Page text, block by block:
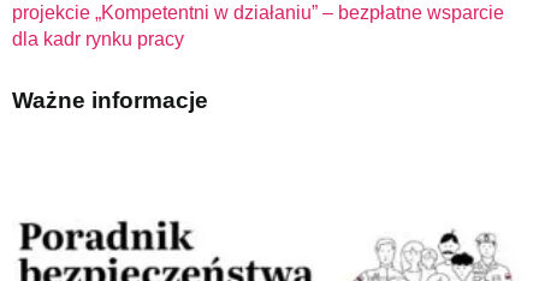
projekcie „Kompetentni w działaniu” – bezpłatne wsparcie
dla kadr rynku pracy
Ważne informacje